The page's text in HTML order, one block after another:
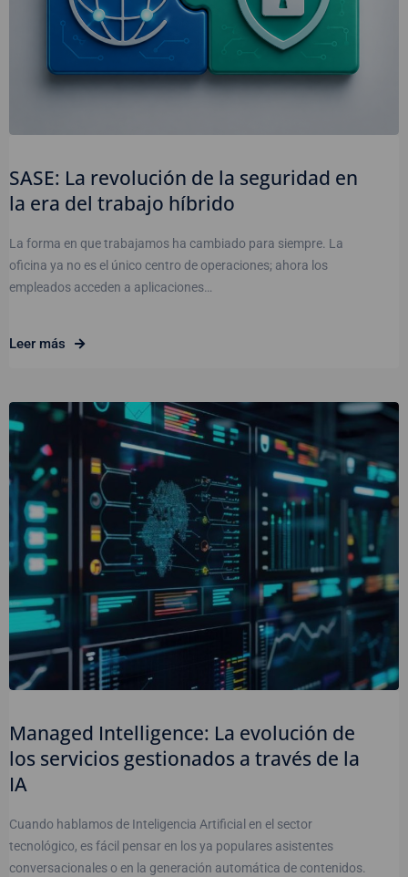
SASE: La revolución de la seguridad en
la era del trabajo híbrido
La forma en que trabajamos ha cambiado para siempre. La
oficina ya no es el único centro de operaciones; ahora los
empleados acceden a aplicaciones…
Leer más
Managed Intelligence: La evolución de
los servicios gestionados a través de la
IA
Cuando hablamos de Inteligencia Artificial en el sector
tecnológico, es fácil pensar en los ya populares asistentes
conversacionales o en la generación automática de contenidos.